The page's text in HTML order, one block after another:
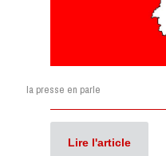
la presse en parle
Lire l'article